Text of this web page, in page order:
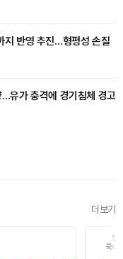
지 반영 추진…형평성 손질
유가 충격에 경기침체 경고
더보기